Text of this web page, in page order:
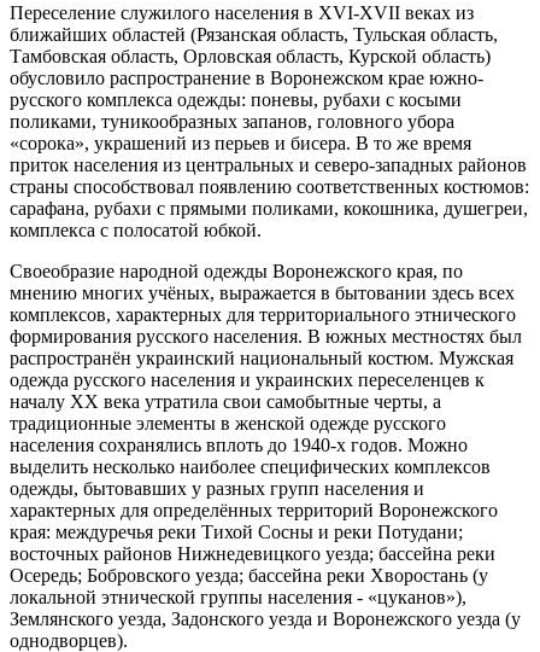
Переселение служилого населения в XVI-XVII веках из
ближайших областей (Рязанская область, Тульская область,
Тамбовская область, Орловская область, Курской область)
обусловило распространение в Воронежском крае южно-
русского комплекса одежды: поневы, рубахи с косыми
поликами, туникообразных запанов, головного убора
«сорока», украшений из перьев и бисера. В то же время
приток населения из центральных и северо-западных районов
страны способствовал появлению соответственных костюмов:
сарафана, рубахи с прямыми поликами, кокошника, душегреи,
комплекса с полосатой юбкой.
Своеобразие народной одежды Воронежского края, по
мнению многих учёных, выражается в бытовании здесь всех
комплексов, характерных для территориального этнического
формирования русского населения. В южных местностях был
распространён украинский национальный костюм. Мужская
одежда русского населения и украинских переселенцев к
началу XX века утратила свои самобытные черты, а
традиционные элементы в женской одежде русского
населения сохранялись вплоть до 1940-х годов. Можно
выделить несколько наиболее специфических комплексов
одежды, бытовавших у разных групп населения и
характерных для определённых территорий Воронежского
края: междуречья реки Тихой Сосны и реки Потудани;
восточных районов Нижнедевицкого уезда; бассейна реки
Осередь; Бобровского уезда; бассейна реки Хворостань (у
локальной этнической группы населения - «цуканов»),
Землянского уезда, Задонского уезда и Воронежского уезда (у
однодворцев).